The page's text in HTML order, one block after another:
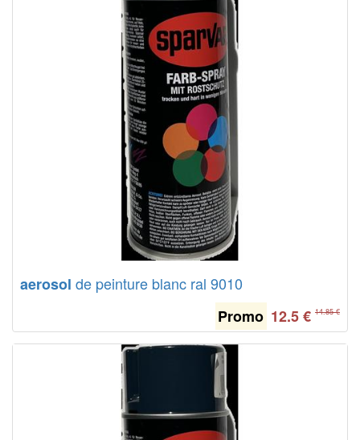
aerosol de peinture blanc ral 9010
Promo 12.5€ 14.85 €